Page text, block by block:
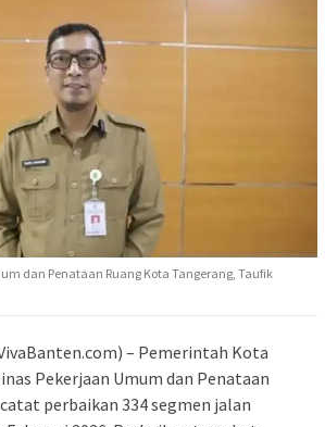
dan Penataan Ruang Kota Tangerang, Taufik
– Pemerintah Kota
Pekerjaan Umum dan Penataan
perbaikan 334 segmen jalan